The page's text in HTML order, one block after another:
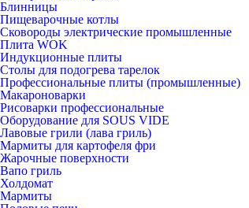
Блинницы
Пищеварочные котлы
Сковороды электрические промышленные
Плита WOK
Индукционные плиты
Столы для подогрева тарелок
Профессиональные плиты (промышленные)
Макароноварки
Рисоварки профессиональные
Оборудование для SOUS VIDE
Лавовые грили (лава гриль)
Мармиты для картофеля фри
Жарочные поверхности
Вапо гриль
Холдомат
Мармиты